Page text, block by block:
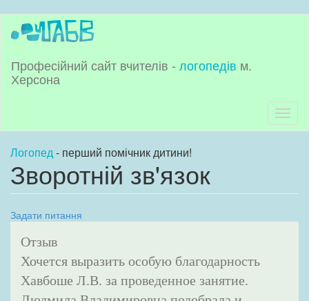
Перейти
матеріалу
Професійний сайт вчителів - логопедів м.
Херсона
Логопед- перший помічник дитини!
Зворотній зв'язок
Задати питання
Отзыв
Хочется выразить особую благодарность
Хавбоше Л.В. за проведенное занятие.